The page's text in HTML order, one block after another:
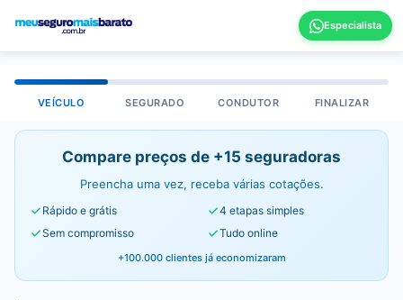
VEÍCULO SEGURADO CONDUTOR FINALIZAR
Compare preços de +15 seguradoras
Preencha uma vez, receba várias cotações.
Rápido e grátis
4 etapas simples
Sem compromisso
Tudo online
+100.000 clientes já economizaram